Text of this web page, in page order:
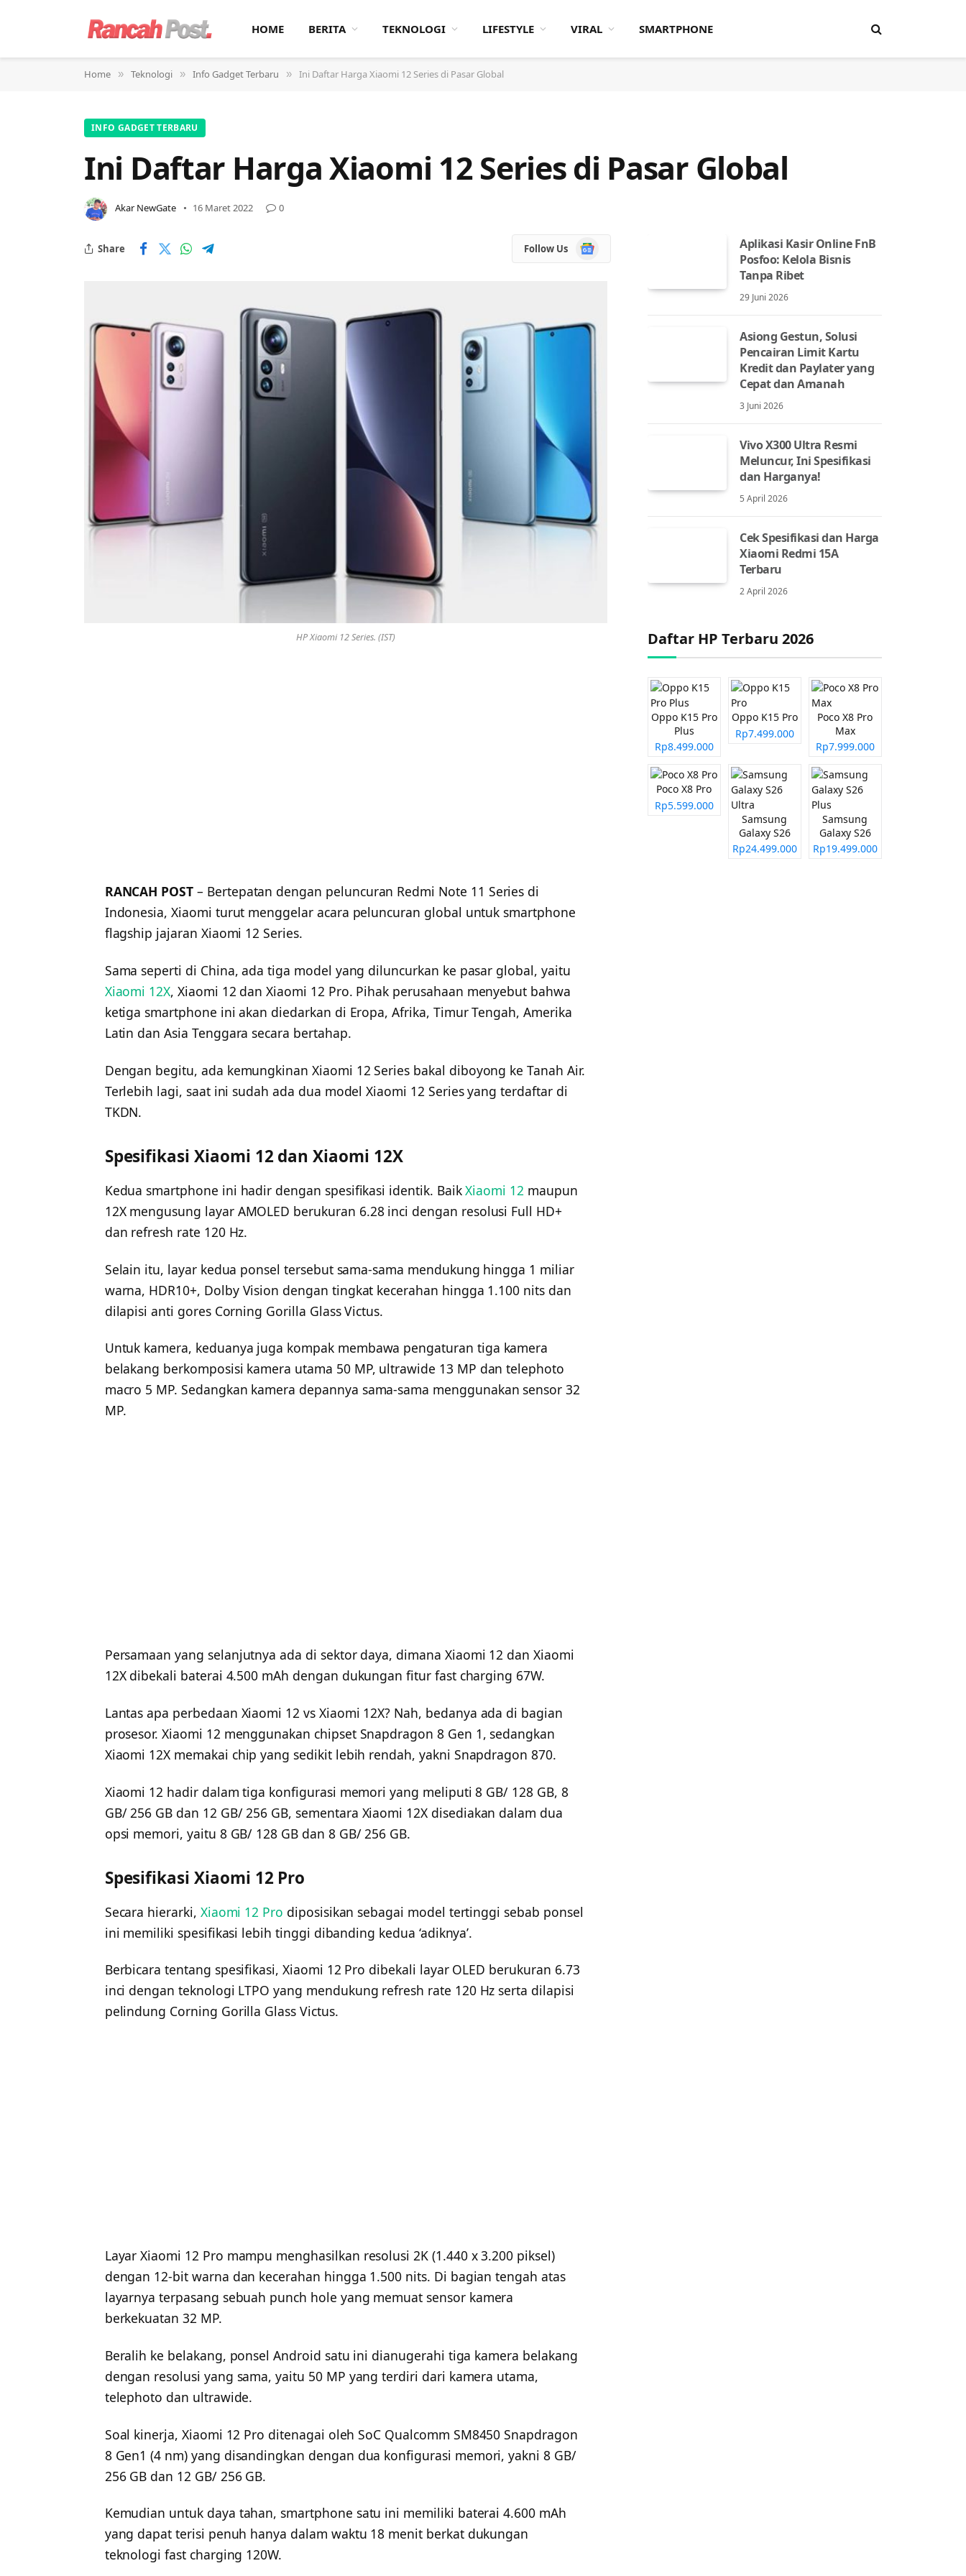
HOME BERITA TEKNOLOGI LIFESTYLE VIRAL SMARTPHONE
Home » Teknologi » Info Gadget Terbaru » Ini Daftar Harga Xiaomi 12 Series di Pasar Global
INFO GADGET TERBARU
Ini Daftar Harga Xiaomi 12 Series di Pasar Global
Akar NewGate 16 Maret 2022 0
Share Follow Us
Google
News
HP Xiaomi 12 Series. (IST)
RANCAH POST – Bertepatan dengan peluncuran Redmi Note 11 Series di
Indonesia, Xiaomi turut menggelar acara peluncuran global untuk smartphone
flagship jajaran Xiaomi 12 Series.
Sama seperti di China, ada tiga model yang diluncurkan ke pasar global, yaitu
Xiaomi 12X, Xiaomi 12 dan Xiaomi 12 Pro. Pihak perusahaan menyebut bahwa
ketiga smartphone ini akan diedarkan di Eropa, Afrika, Timur Tengah, Amerika
Latin dan Asia Tenggara secara bertahap.
Dengan begitu, ada kemungkinan Xiaomi 12 Series bakal diboyong ke Tanah Air.
Terlebih lagi, saat ini sudah ada dua model Xiaomi 12 Series yang terdaftar di
TKDN.
Spesifikasi Xiaomi 12 dan Xiaomi 12X
Kedua smartphone ini hadir dengan spesifikasi identik. BaikXiaomi 12 maupun
12X mengusung layar AMOLED berukuran 6.28 inci dengan resolusi Full HD+
dan refresh rate 120 Hz.
Selain itu, layar kedua ponsel tersebut sama-sama mendukung hingga 1 miliar
warna, HDR10+, Dolby Vision dengan tingkat kecerahan hingga 1.100 nits dan
dilapisi anti gores Corning Gorilla Glass Victus.
Untuk kamera, keduanya juga kompak membawa pengaturan tiga kamera
belakang berkomposisi kamera utama 50 MP, ultrawide 13 MP dan telephoto
macro 5 MP. Sedangkan kamera depannya sama-sama menggunakan sensor 32
MP.
Persamaan yang selanjutnya ada di sektor daya, dimana Xiaomi 12 dan Xiaomi
12X dibekali baterai 4.500 mAh dengan dukungan fitur fast charging 67W.
Lantas apa perbedaan Xiaomi 12 vs Xiaomi 12X? Nah, bedanya ada di bagian
prosesor. Xiaomi 12 menggunakan chipset Snapdragon 8 Gen 1, sedangkan
Xiaomi 12X memakai chip yang sedikit lebih rendah, yakni Snapdragon 870.
Xiaomi 12 hadir dalam tiga konfigurasi memori yang meliputi 8 GB/ 128 GB, 8
GB/ 256 GB dan 12 GB/ 256 GB, sementara Xiaomi 12X disediakan dalam dua
opsi memori, yaitu 8 GB/ 128 GB dan 8 GB/ 256 GB.
Spesifikasi Xiaomi 12 Pro
Secara hierarki, Xiaomi 12 Pro diposisikan sebagai model tertinggi sebab ponsel
ini memiliki spesifikasi lebih tinggi dibanding kedua ‘adiknya’.
Berbicara tentang spesifikasi, Xiaomi 12 Pro dibekali layar OLED berukuran 6.73
inci dengan teknologi LTPO yang mendukung refresh rate 120 Hz serta dilapisi
pelindung Corning Gorilla Glass Victus.
Layar Xiaomi 12 Pro mampu menghasilkan resolusi 2K (1.440 x 3.200 piksel)
dengan 12-bit warna dan kecerahan hingga 1.500 nits. Di bagian tengah atas
layarnya terpasang sebuah punch hole yang memuat sensor kamera
berkekuatan 32 MP.
Beralih ke belakang, ponsel Android satu ini dianugerahi tiga kamera belakang
dengan resolusi yang sama, yaitu 50 MP yang terdiri dari kamera utama,
telephoto dan ultrawide.
Soal kinerja, Xiaomi 12 Pro ditenagai oleh SoC Qualcomm SM8450 Snapdragon
8 Gen1 (4 nm) yang disandingkan dengan dua konfigurasi memori, yakni 8 GB/
256 GB dan 12 GB/ 256 GB.
Kemudian untuk daya tahan, smartphone satu ini memiliki baterai 4.600 mAh
yang dapat terisi penuh hanya dalam waktu 18 menit berkat dukungan
teknologi fast charging 120W.
Aplikasi Kasir Online FnB
Posfoo: Kelola Bisnis
Tanpa Ribet
29 Juni 2026
Asiong Gestun, Solusi
Pencairan Limit Kartu
Kredit dan Paylater yang
Cepat dan Amanah
3 Juni 2026
Vivo X300 Ultra Resmi
Meluncur, Ini Spesifikasi
dan Harganya!
5 April 2026
Cek Spesifikasi dan Harga
Xiaomi Redmi 15A
Terbaru
2 April 2026
Daftar HP Terbaru 2026
Oppo K15 Pro
Plus
Rp8.499.000
Oppo K15 Pro
Rp7.499.000
Poco X8 Pro
Max
Rp7.999.000
Poco X8 Pro
Rp5.599.000
Samsung
Galaxy S26
Ultra
Rp24.499.000
Samsung
Galaxy S26
Plus
Rp19.499.000